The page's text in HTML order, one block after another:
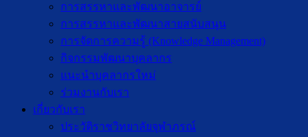
การสรรหาและพัฒนาอาจารย์
การสรรหาและพัฒนาสายสนับสนุน
การจัดการความรู้ (Knowledge Management)
กิจกรรมพัฒนาบุคลากร
แนะนำบุคลากรใหม่
ร่วมงานกับเรา
เกี่ยวกับเรา
ประวัติราชวิทยาลัยจุฬาภรณ์